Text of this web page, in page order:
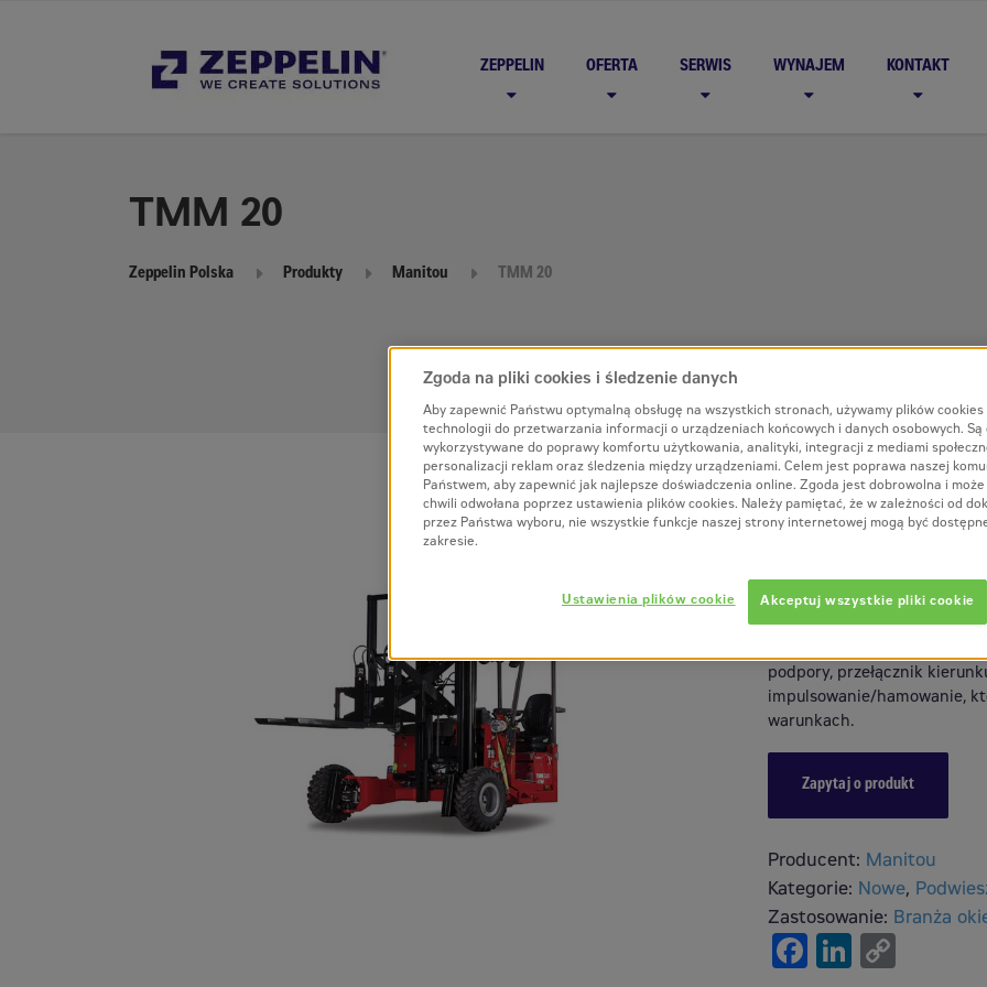
ZEPPELIN OFERTA SERWIS WYNAJEM KONTAKT
TMM 20
Zeppelin Polska Produkty Manitou TMM 20
TMM 20
Duża wysokość
napędne powodują, że
podczas pracy na
stabilności oraz większego
podpory, przełącznik
impulsowanie/hamowanie,
warunkach.
Zapytaj o produkt
Producent: Manitou
Kategorie: Nowe,
Zastosowanie: Branża
Facebook
LinkedIn
Zgoda na pliki cookies i śledzenie danych
Aby zapewnić Państwu optymalną obsługę na wszystkich stronach, używamy plików cookies
technologii do przetwarzania informacji o urządzeniach końcowych i danych osobowych. Są
wykorzystywane do poprawy komfortu użytkowania, analityki, integracji z mediami
personalizacji reklam oraz śledzenia między urządzeniami. Celem jest poprawa naszej
Państwem, aby zapewnić jak najlepsze doświadczenia online. Zgoda jest dobrowolna i może
chwili odwołana poprzez ustawienia plików cookies. Należy pamiętać, że w zależności od
przez Państwa wyboru, nie wszystkie funkcje naszej strony internetowej mogą być
zakresie.
Akceptuj wszystkie pliki cookie
Ustawienia plików cookie